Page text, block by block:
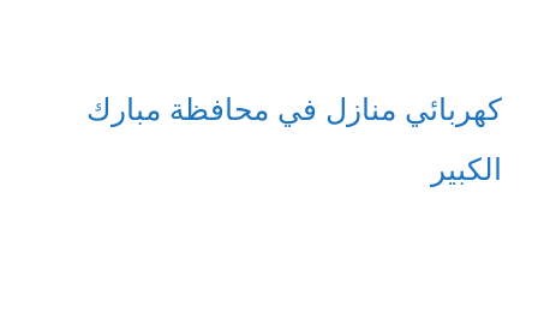
كهربائي منازل في محافظة مبارك
الكبير